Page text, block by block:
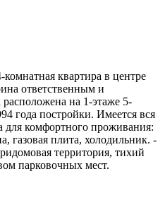
квартира в центре
ответственным и
на 1-этаже 5-
года постройки. Имеется вся
для комфортного проживания:
газовая плита, холодильник. -
территория, тихий
парковочных мест.